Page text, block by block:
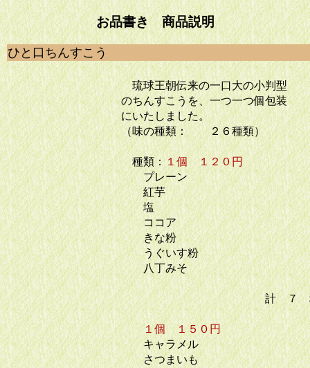
お品書き 商品説明
ひと口ちんすこう
琉球王朝伝来の一口大の小判型
のちんすこうを、一つ一つ個包装
にいたしました。
（味の種類： ２６種類）
種類：１個 １２０円
プレーン
紅芋
塩
ココア
きな粉
うぐいす粉
八丁みそ
計 ７
１個 １５０円
キャラメル
さつまいも